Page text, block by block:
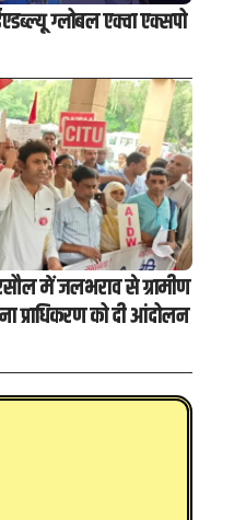
ग्लोबल एक्वा एक्सपो
में जलभराव से ग्रामीण
प्राधिकरण को दी आंदोलन